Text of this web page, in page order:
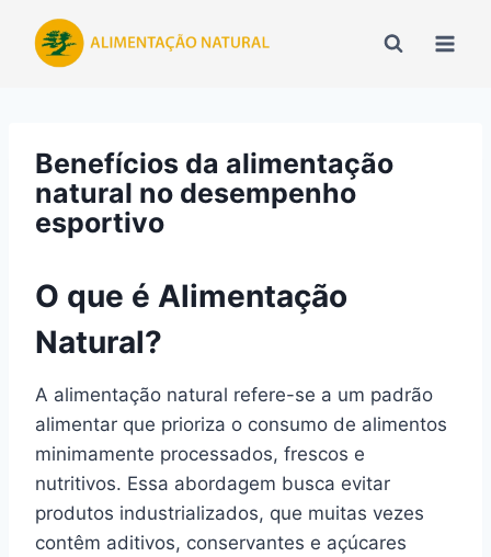
para
Benefícios da alimentação
natural no desempenho
esportivo
O que é Alimentação
Natural?
A alimentação natural refere-se a um padrão
alimentar que prioriza o consumo de alimentos
minimamente processados, frescos e
nutritivos. Essa abordagem busca evitar
produtos industrializados, que muitas vezes
contêm aditivos, conservantes e açúcares